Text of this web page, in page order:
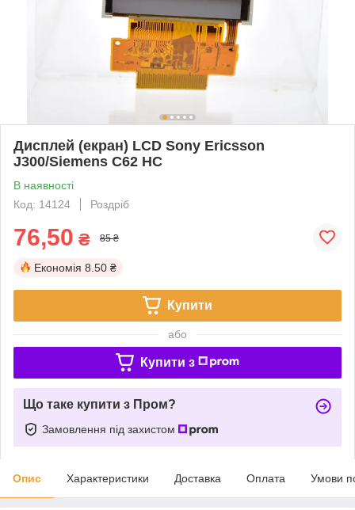
Дисплей (екран) LCD Sony Ericsson
J300/Siemens C62 HC
В наявності
Код: 14124
Роздріб
76,50 ₴ 85 ₴
Економія 8.50 ₴
Купити
або
Купити з
Що таке купити з Пром?
Замовлення під захистом
Опис Характеристики Доставка Оплата Умови